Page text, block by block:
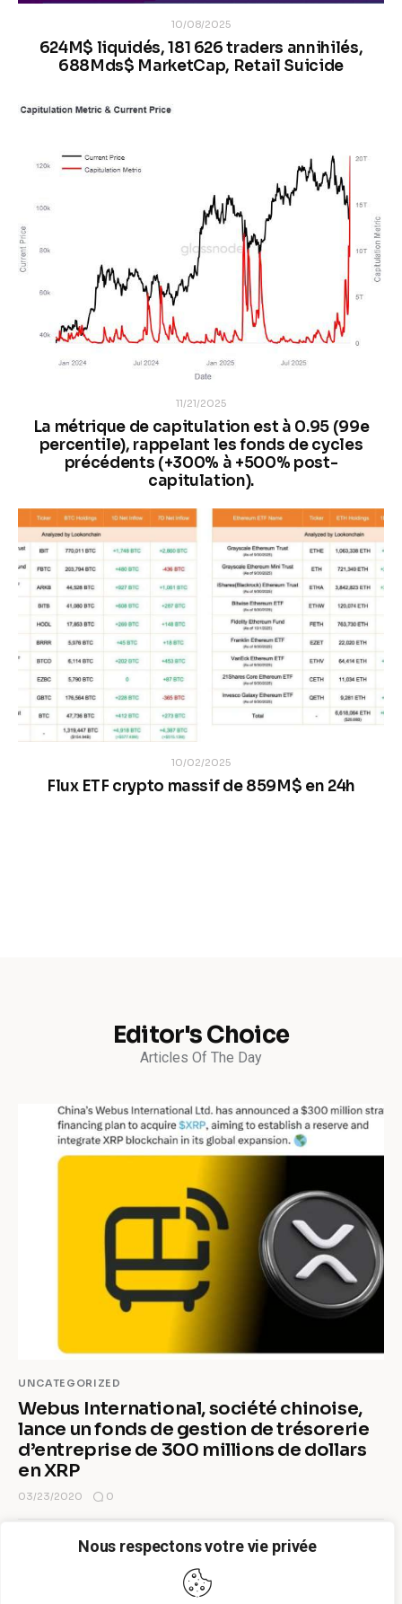
Nous respectons votre vie privée
10/08/2025
624M$ liquidés, 181 626 traders annihilés,
688Mds$ MarketCap, Retail Suicide
11/21/2025
La métrique de capitulation est à 0.95 (99e
percentile), rappelant les fonds de cycles
précédents (+300% à +500% post-
capitulation).
10/02/2025
Flux ETF crypto massif de 859M$ en 24h
Editor's Choice
Articles Of The Day
UNCATEGORIZED
Webus International, société chinoise,
lance un fonds de gestion de trésorerie
d’entreprise de 300 millions de dollars
en XRP
03/23/2020 0
MORE POSTS